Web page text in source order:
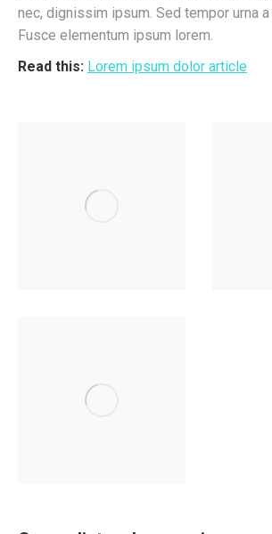
nec, dignissim ipsum. Sed tempor urna
Fusce elementum ipsum lorem.
Read this: Lorem ipsum dolor article